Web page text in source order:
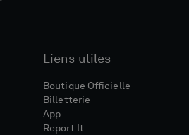
Liens utiles
Boutique Officielle
Billetterie
App
Report It